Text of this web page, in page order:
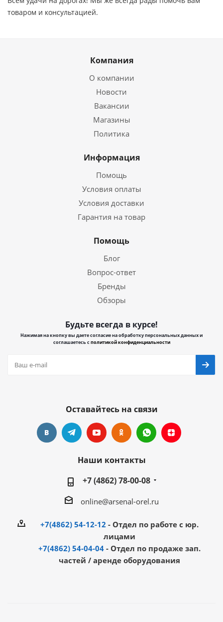
товаром и консультацией.
Компания
О компании
Новости
Вакансии
Магазины
Политика
Информация
Помощь
Условия оплаты
Условия доставки
Гарантия на товар
Помощь
Блог
Вопрос-ответ
Бренды
Обзоры
Будьте всегда в курсе!
Нажимая на кнопку вы даете согласие на обработку персональных данных и
соглашаетесь сполитикой конфиденциальности
Оставайтесь на связи
Наши контакты
+7 (4862) 78-00-08
online@arsenal-orel.ru
+7(4862) 54-12-12 - Отдел по работе с юр.
лицами
+7(4862) 54-04-04 - Отдел по продаже зап.
частей / аренде оборудования